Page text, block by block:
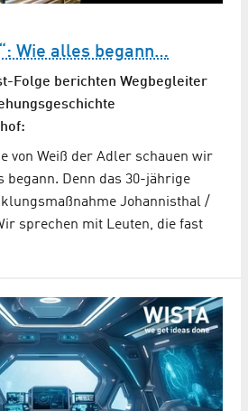
Wie alles begann…
Folge berichten Wegbegleiter
von Weiß der Adler schauen wir
begann. Denn das 30-jährige
Johannisthal /
sprechen mit Leuten, die fast